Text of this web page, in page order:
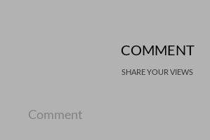
COMMENT
SHARE YOUR VIEWS
Comment